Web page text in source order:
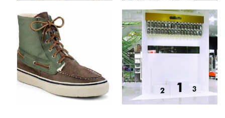
Sperry Top-Sider x
Fall/Winter 2012
Collection
byMEX onAug 9, 2012
Sponsored Video x
Golden Gilette Fusion
ProGlide Campaign
byMEX
Keine Kommentare